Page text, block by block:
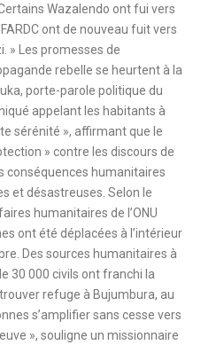
Wazalendo ont fui vers
ont de nouveau fuit vers
» Les promesses de
rebelle se heurtent à la
porte-parole politique du
appelant les habitants à
sérénité », affirmant que le
» contre les discours de
conséquences humanitaires
et désastreuses. Selon le
humanitaires de l’ONU
ont été déplacées à l’intérieur
Des sources humanitaires à
30 000 civils ont franchi la
refuge à Bujumbura, au
s’amplifier sans cesse vers
», souligne un missionnaire